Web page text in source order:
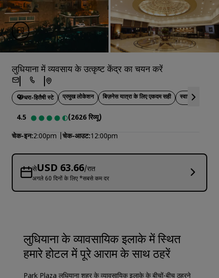
लुधियाना में व्यवसाय के उत्कृष्ट केंद्र का चयन करें
धरा-हितैषी स्टे प्रमुख लोकेशन बिज़नेस यात्रा के लिए एकदम सही स्वास्थ्य और सेहत
4.5
(2626 रिव्यू)
चेक-इन 2:00pm चेक-आउट 12:00pm
सेUSD 63.66/रात
अगले 60 दिनों के लिए *सबसे कम दर
लुधियाना के व्यावसायिक इलाके में स्थित
हमारे होटल में पूरे आराम के साथ ठहरें